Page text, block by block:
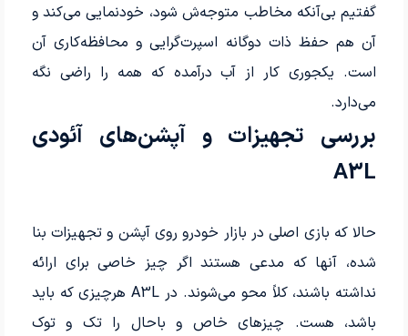
گفتیم بی‌آنکه مخاطب متوجه‌ش شود، خودنمایی می‌کند و
آن هم حفظ ذات دوگانه اسپرت‌گرایی و محافظه‌کاری آن
است. یکجوری کار از آب درآمده که همه را راضی نگه
می‌دارد.
بررسی تجهیزات و آپشن‌های آئودی
A3L
حالا که بازی اصلی در بازار خودرو روی آپشن و تجهیزات بنا
شده، آنها که مدعی هستند اگر چیز خاصی برای ارائه
نداشته باشند، کلاً محو می‌شوند. در A3L هرچیزی که باید
باشد، هست. چیزهای خاص و باحال را تک و توک